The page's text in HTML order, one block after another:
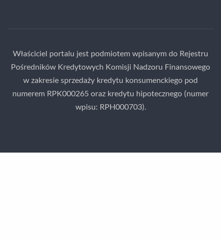
Właściciel portalu jest podmiotem wpisanym do Rejestru
Pośredników Kredytowych Komisji Nadzoru Finansowego
w zakresie sprzedaży kredytu konsumenckiego pod
numerem RPK000265 oraz kredytu hipotecznego (numer
wpisu: RPH000703).